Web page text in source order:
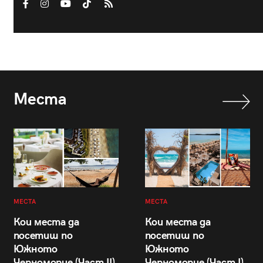
Места
МЕСТА
Кои места да
посетиш по
Южното
МЕСТА
Кои места да
посетиш по
Южното